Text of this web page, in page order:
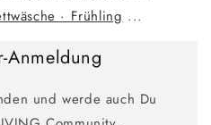
· Frühling ...
Anmeldung
und werde auch Du